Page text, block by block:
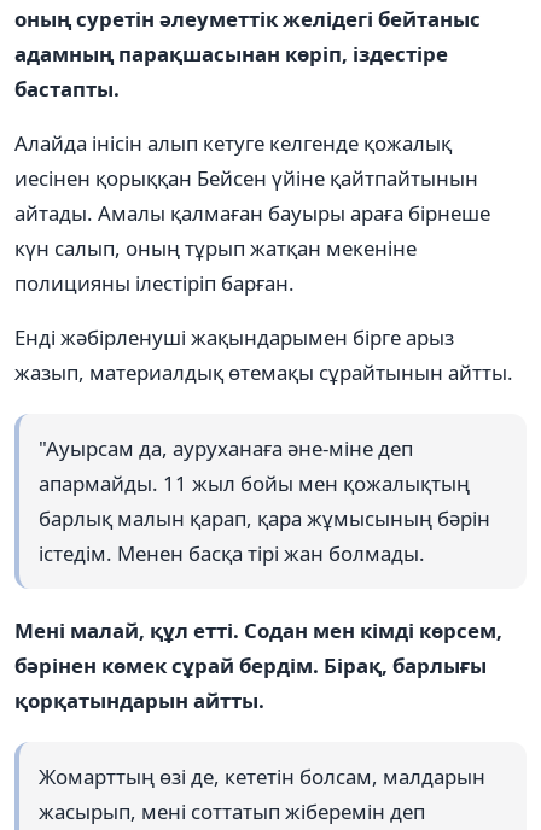
оның суретін әлеуметтік желідегі бейтаныс
адамның парақшасынан көріп, іздестіре
бастапты.
Алайда інісін алып кетуге келгенде қожалық
иесінен қорыққан Бейсен үйіне қайтпайтынын
айтады. Амалы қалмаған бауыры араға бірнеше
күн салып, оның тұрып жатқан мекеніне
полицияны ілестіріп барған.
Енді жәбірленуші жақындарымен бірге арыз
жазып, материалдық өтемақы сұрайтынын айтты.
"Ауырсам да, ауруханаға әне-міне деп
апармайды. 11 жыл бойы мен қожалықтың
барлық малын қарап, қара жұмысының бәрін
істедім. Менен басқа тірі жан болмады.
Мені малай, құл етті. Содан мен кімді көрсем,
бәрінен көмек сұрай бердім. Бірақ, барлығы
қорқатындарын айтты.
Жомарттың өзі де, кететін болсам, малдарын
жасырып, мені соттатып жіберемін деп